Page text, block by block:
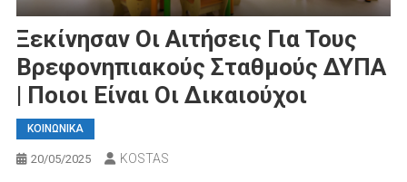
Ξεκίνησαν Οι Αιτήσεις Για Τους
Βρεφονηπιακούς Σταθμούς ΔΥΠΑ
| Ποιοι Είναι Οι Δικαιούχοι
ΚΟΙΝΩΝΙΚΑ
20/05/2025 KOSTAS